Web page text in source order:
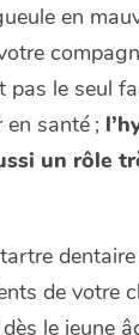
en
pas le seul
santé ;
un rôle
de votre
le jeune